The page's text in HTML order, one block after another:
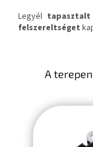
Legyél tapasztalt
felszereltséget
A